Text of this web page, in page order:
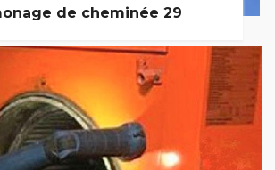
de cheminée 29